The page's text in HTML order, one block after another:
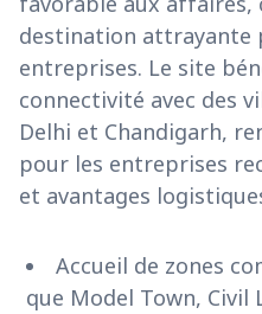
destination attrayante
entreprises. Le site
connectivité avec des
Delhi et Chandigarh,
pour les entreprises
et avantages
Accueil de zones
que Model Town, Civil